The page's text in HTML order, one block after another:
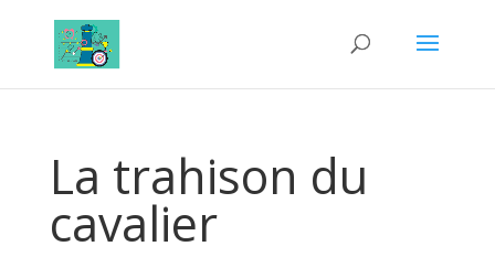
La trahison du
cavalier